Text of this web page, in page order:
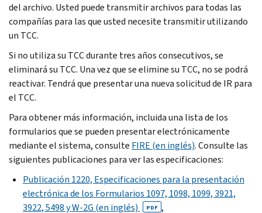
del archivo. Usted puede transmitir archivos para todas las
compañías para las que usted necesite transmitir utilizando
un TCC.
Si no utiliza su TCC durante tres años consecutivos, se
eliminará su TCC. Una vez que se elimine su TCC, no se podrá
reactivar. Tendrá que presentar una nueva solicitud de IR para
el TCC.
Para obtener más información, incluida una lista de los
formularios que se pueden presentar electrónicamente
mediante el sistema, consulte FIRE (en inglés). Consulte las
siguientes publicaciones para ver las especificaciones:
Publicación 1220, Especificaciones para la presentación
electrónica de los Formularios 1097, 1098, 1099, 3921,
3922, 5498 y W-2G (en inglés)
PDF ,